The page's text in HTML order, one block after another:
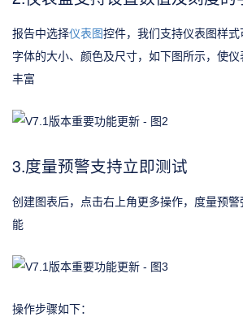
报告中选择仪表图控件，我们支持仪表图样式
字体的大小、颜色及尺寸，如下图所示，使
丰富
3.度量预警支持立即测试
创建图表后，点击右上角更多操作，度量预
能
操作步骤如下：